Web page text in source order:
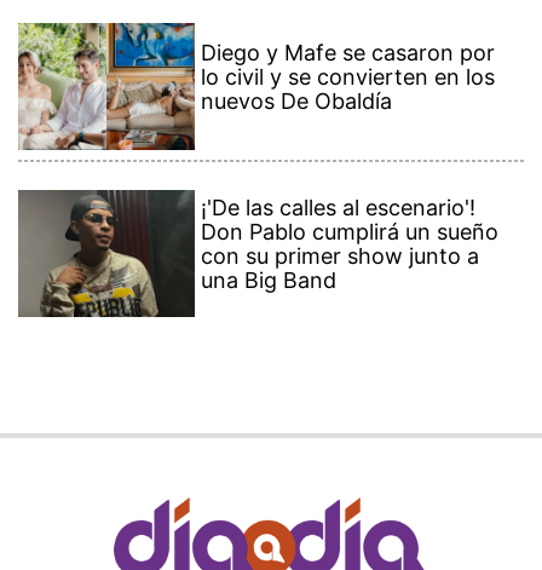
Diego y Mafe se casaron por
lo civil y se convierten en los
nuevos De Obaldía
¡'De las calles al escenario'!
Don Pablo cumplirá un sueño
con su primer show junto a
una Big Band